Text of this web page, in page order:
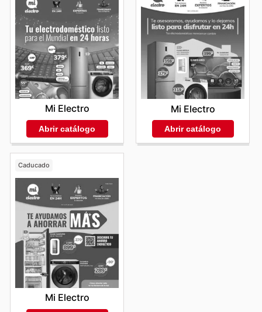
Mi Electro
Abrir catálogo
Mi Electro
Abrir catálogo
Caducado
Mi Electro